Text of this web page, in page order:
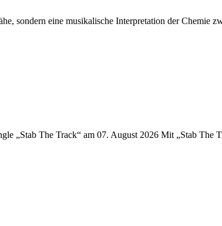
sondern eine musikalische Interpretation der Chemie
„Stab The Track“ am 07. August 2026 Mit „Stab The